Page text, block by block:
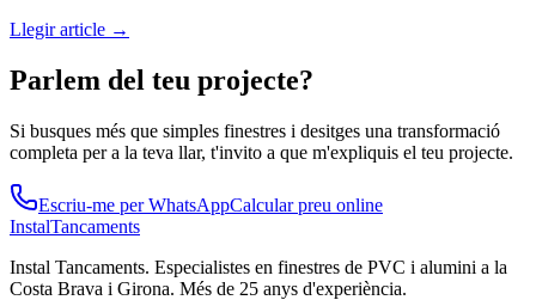
Llegir article →
Parlem del teu projecte?
Si busques més que simples finestres i desitges una transformació
completa per a la teva llar, t'invito a que m'expliquis el teu projecte.
Escriu-me per WhatsAppCalcular preu online
InstalTancaments
Instal Tancaments. Especialistes en finestres de PVC i alumini a la
Costa Brava i Girona. Més de 25 anys d'experiència.